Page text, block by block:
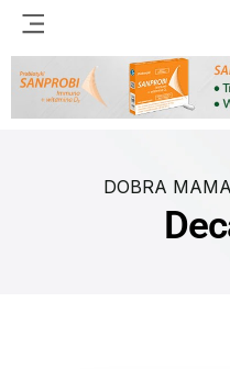
DOBRA MAMA